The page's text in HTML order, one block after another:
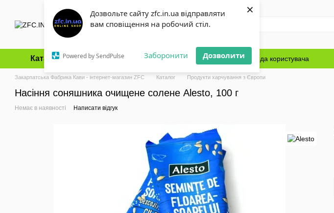
Дозвольте сайту zfc.in.ua відправляти
вам сповіщення на робочий стіл.
Powered by SendPulse Заборонити Дозволити
×
Перейти до основного контенту
Каталог Оплата і доставка Обмін та повернення Блог Угода користувача
Закарпатська Фабрика Кави - інтернет-магазин ZFC Каталог Продукти харчування з Європи
Насіння соняшника очищене солене Alesto, 100 г
Немає в наявності Написати відгук